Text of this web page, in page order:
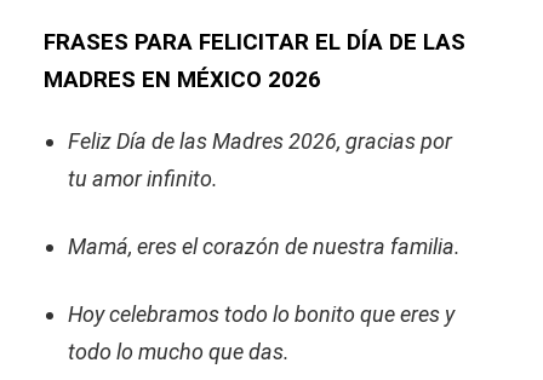
FRASES PARA FELICITAR EL DÍA DE LAS
MADRES EN MÉXICO 2026
Feliz Día de las Madres 2026, gracias por
tu amor infinito.
Mamá, eres el corazón de nuestra familia.
Hoy celebramos todo lo bonito que eres y
todo lo mucho que das.